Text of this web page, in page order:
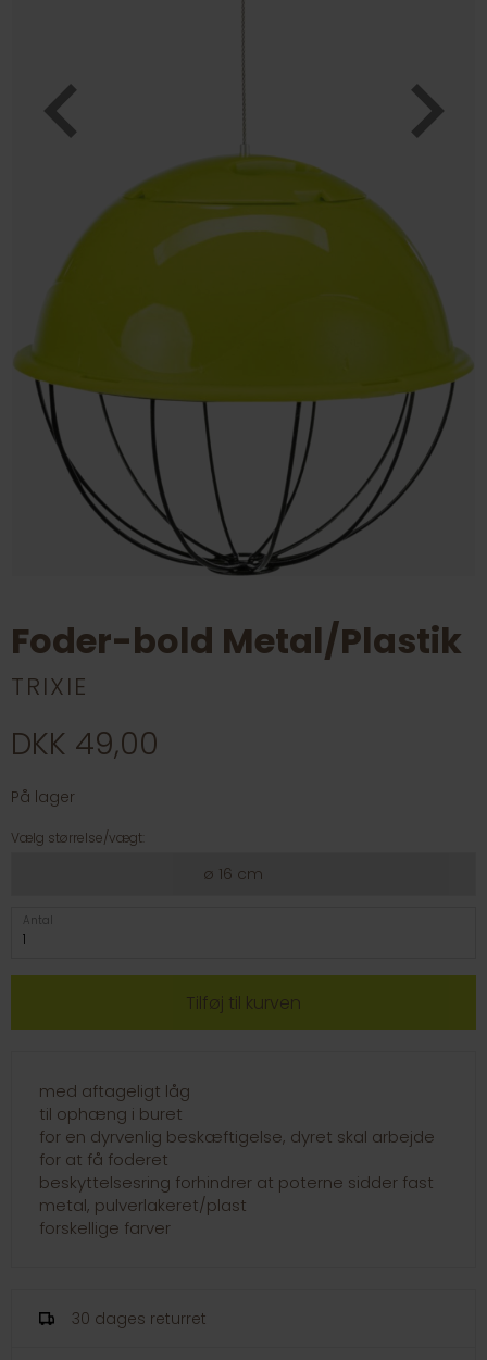
Foder-bold Metal/Plastik
TRIXIE
DKK 49,00
På lager
Vælg størrelse/vægt:
ø 16 cm
Antal
med aftageligt låg
til ophæng i buret
for en dyrvenlig beskæftigelse, dyret skal arbejde
for at få foderet
beskyttelsesring forhindrer at poterne sidder fast
metal, pulverlakeret/plast
forskellige farver
30 dages returret